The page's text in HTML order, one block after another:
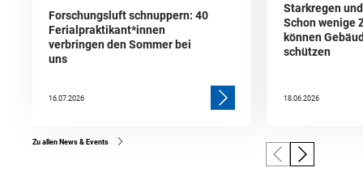
Forschungsluft schnuppern: 40
Ferialpraktikant*innen
verbringen den Sommer bei
uns
16.07.2026
Starkregen
Schon wenige
können
schützen
18.06.2026
Zu allen News & Events